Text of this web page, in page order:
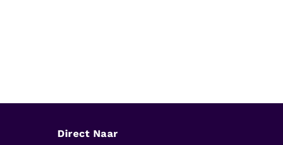
Direct Naar